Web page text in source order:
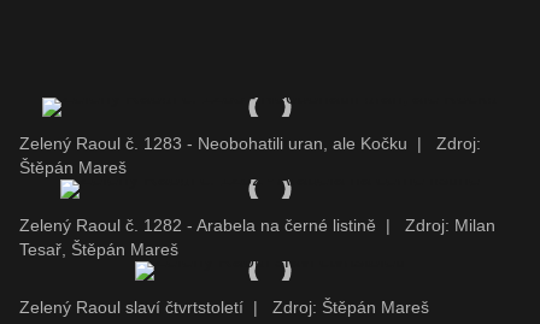
Zelený Raoul č. 1283 - Neobohatili uran, ale Kočku |
Zdroj:
Štěpán Mareš
Zelený Raoul č. 1282 - Arabela na černé listině |
Zdroj: Milan
Tesař, Štěpán Mareš
Zelený Raoul slaví čtvrtstoletí | Zdroj: Štěpán Mareš